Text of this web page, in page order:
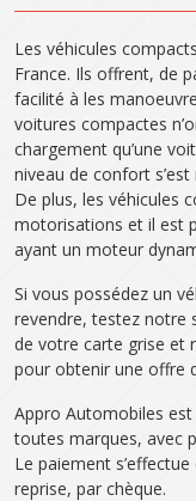
Les véhicules
France. Ils offrent, de
facilité à les
voitures compactes
chargement qu’une
niveau de confort
De plus, les véhicules
motorisations et il est
ayant un moteur
Si vous possédez un
revendre, testez notre
de votre carte grise et
pour obtenir une offre
Appro Automobiles est
toutes marques, avec
Le paiement
reprise, par chèque.